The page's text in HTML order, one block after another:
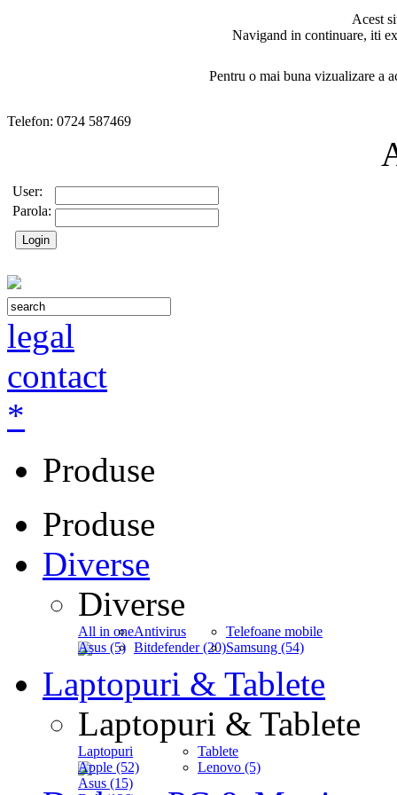
Acest
Navigand in continuare, iti
Pentru o mai buna vizualizare a
Telefon: 0724 587469
User:
Parola:
legal
contact
*
Produse
Produse
Diverse
Diverse
All in one
Asus (5)
Antivirus
Bitdefender (20)
Telefoane mobile
Samsung (54)
Laptopuri & Tablete
Laptopuri & Tablete
Laptopuri
Apple (52)
Asus (15)
Tablete
Lenovo (5)